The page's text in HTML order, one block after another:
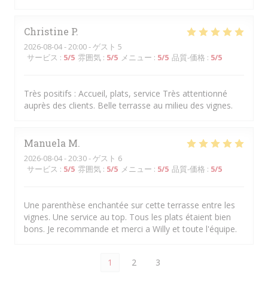
Christine P
2026-08-04- 20:00 - ゲスト 5
サービス : 5/5 雰囲気 : 5/5 メニュー : 5/5 品質-価格 : 5/5
Très positifs : Accueil, plats, service Très attentionné
auprès des clients. Belle terrasse au milieu des vignes.
Manuela M
2026-08-04- 20:30 - ゲスト 6
サービス : 5/5 雰囲気 : 5/5 メニュー : 5/5 品質-価格 : 5/5
Une parenthèse enchantée sur cette terrasse entre les
vignes. Une service au top. Tous les plats étaient bien
bons. Je recommande et merci a Willy et toute l'équipe.
1 2 3